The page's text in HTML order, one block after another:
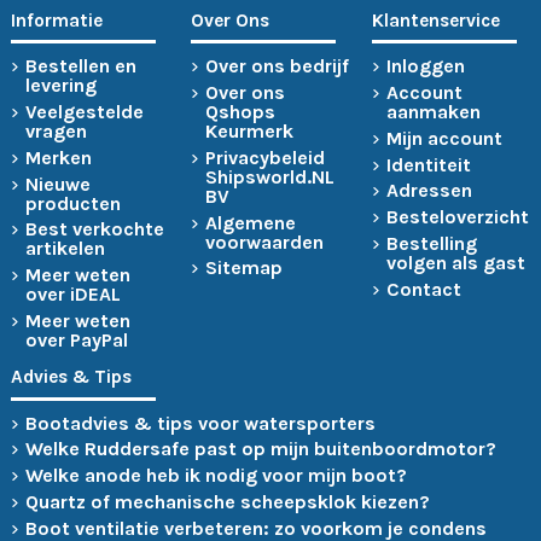
Informatie
Bestellen en
levering
Veelgestelde
vragen
Merken
Nieuwe
producten
Best verkochte
artikelen
Meer weten
over iDEAL
Meer weten
over PayPal
Over Ons
Over ons bedrijf
Over ons
Qshops
Keurmerk
Privacybeleid
Shipsworld.NL
BV
Algemene
voorwaarden
Sitemap
Klantenservice
Inloggen
Account
aanmaken
Mijn account
Identiteit
Adressen
Besteloverzicht
Bestelling
volgen als gast
Contact
Advies & Tips
Bootadvies & tips voor watersporters
Welke Ruddersafe past op mijn buitenboordmotor?
Welke anode heb ik nodig voor mijn boot?
Quartz of mechanische scheepsklok kiezen?
Boot ventilatie verbeteren: zo voorkom je condens